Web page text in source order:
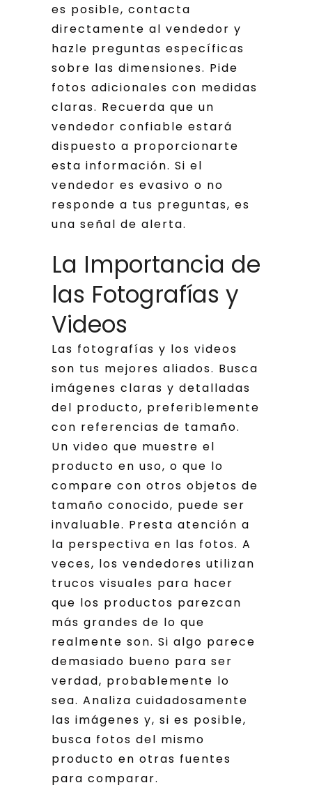
es posible, contacta
directamente al vendedor y
hazle preguntas específicas
sobre las dimensiones. Pide
fotos adicionales con medidas
claras. Recuerda que un
vendedor confiable estará
dispuesto a proporcionarte
esta información. Si el
vendedor es evasivo o no
responde a tus preguntas, es
una señal de alerta.
La Importancia de
las Fotografías y
Videos
Las fotografías y los videos
son tus mejores aliados. Busca
imágenes claras y detalladas
del producto, preferiblemente
con referencias de tamaño.
Un video que muestre el
producto en uso, o que lo
compare con otros objetos de
tamaño conocido, puede ser
invaluable. Presta atención a
la perspectiva en las fotos. A
veces, los vendedores utilizan
trucos visuales para hacer
que los productos parezcan
más grandes de lo que
realmente son. Si algo parece
demasiado bueno para ser
verdad, probablemente lo
sea. Analiza cuidadosamente
las imágenes y, si es posible,
busca fotos del mismo
producto en otras fuentes
para comparar.